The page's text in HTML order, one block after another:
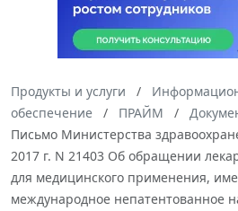
Продукты и услуги
обеспечение
ПРАЙМ
Письмо Министерства
2017 г. N 21403 Об обращении
для медицинского применения,
международное непатентованное